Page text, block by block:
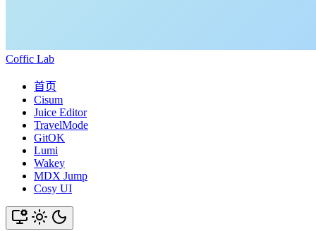
Coffic Lab
首页
Cisum
Juice Editor
TravelMode
GitOK
Lumi
Wakey
MDX Jump
Cosy UI